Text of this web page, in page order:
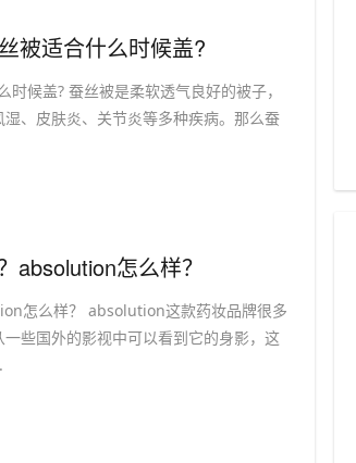
被适合什么时候盖?
候盖? 蚕丝被是柔软透气良好的被子，
、皮肤炎、关节炎等多种疾病。那么蚕
absolution怎么样？
怎么样？ absolution这款药妆品牌很多
些国外的影视中可以看到它的身影，这